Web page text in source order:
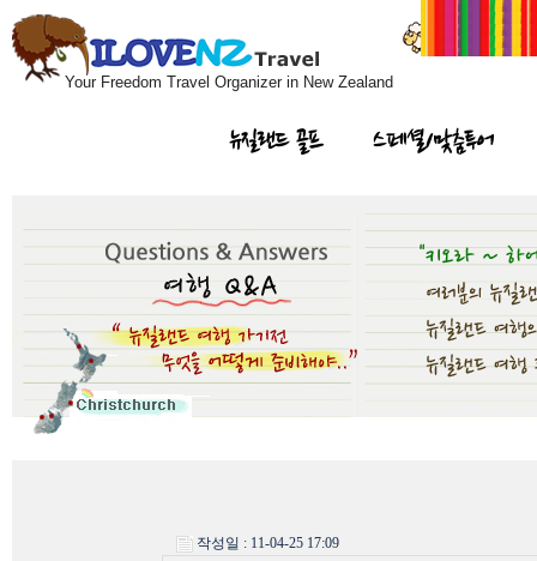
Your Freedom Travel Organizer in New Zealand
뉴질랜드 골프 스페셜/맞춤투어
작성일 : 11-04-25 17:09